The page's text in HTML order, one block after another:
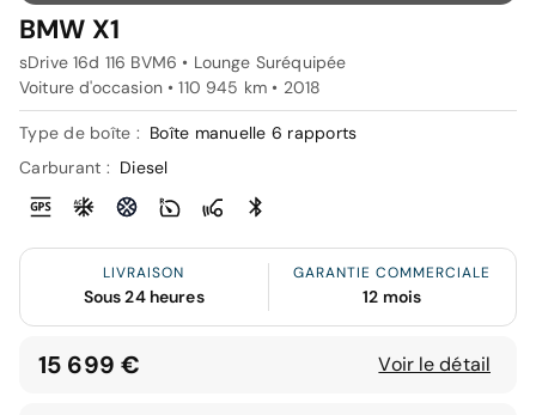
BMW X1
sDrive 16d 116 BVM6 • Lounge Suréquipée
Voiture d'occasion • 110 945 km • 2018
Type de boîte : Boîte manuelle 6 rapports
Carburant : Diesel
LIVRAISON
Sous 24 heures
GARANTIE COMMERCIALE
12 mois
15 699 € Voir le détail